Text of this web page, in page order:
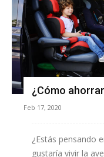
¿Cómo
Feb 17, 2020
¿Estás pensando
gustaría vivir la